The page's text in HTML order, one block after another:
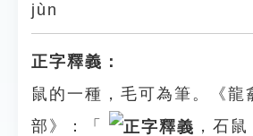
jùn
正字釋義：
鼠的一種，毛可為筆。《龍
部》：「
，石